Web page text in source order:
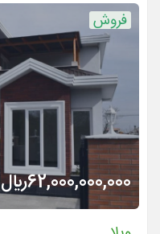
فروش
62,000,000,000ريال